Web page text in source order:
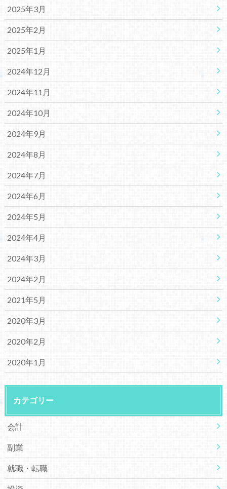
2025年3月
2025年2月
2025年1月
2024年12月
2024年11月
2024年10月
2024年9月
2024年8月
2024年7月
2024年6月
2024年5月
2024年4月
2024年3月
2024年2月
2021年5月
2020年3月
2020年2月
2020年1月
カテゴリー
会計
副業
就職・転職